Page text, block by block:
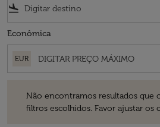
flight_land
Econômica
EUR
Não encontramos resultados que
filtros escolhidos. Favor ajustar os